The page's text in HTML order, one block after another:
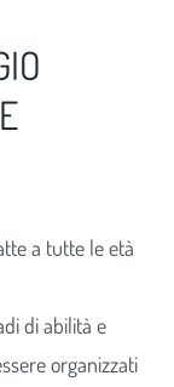
a tutte le età
di abilità e
organizzati